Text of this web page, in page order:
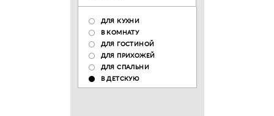
ДЛЯ КУХНИ
В КОМНАТУ
ДЛЯ ГОСТИНОЙ
ДЛЯ ПРИХОЖЕЙ
ДЛЯ СПАЛЬНИ
В ДЕТСКУЮ